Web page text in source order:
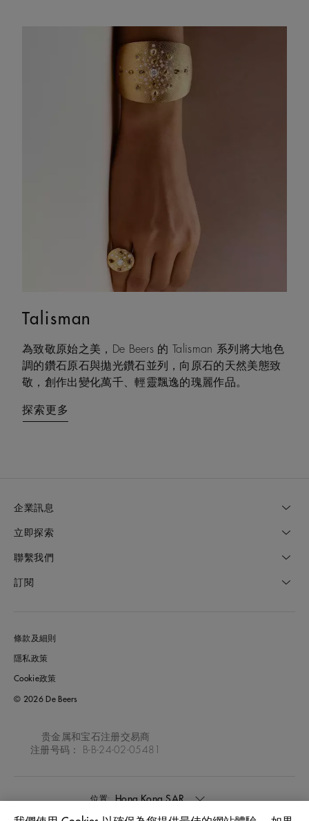
Talisman
為致敬原始之美，De Beers 的 Talisman 系列將大地色
調的鑽石原石與拋光鑽石並列，向原石的天然美態致
敬，創作出變化萬千、輕靈飄逸的瑰麗作品。
探索更多
Lotus by DE BEERS
以蓮花本身的結構之美為靈感，Lotus by DE BEERS 展
現沉穩而堅定的韌性——在生命旅程的不斷變化中，
始終如一、恆久相伴。
探索更多
企業訊息
立即探索
聯繫我們
訂閱
條款及細則
隱私政策
Cookie政策
© 2026 De Beers
贵金属和宝石注册交易商
注册号码： B-B-24-02-05481
位置: Hong Kong SAR